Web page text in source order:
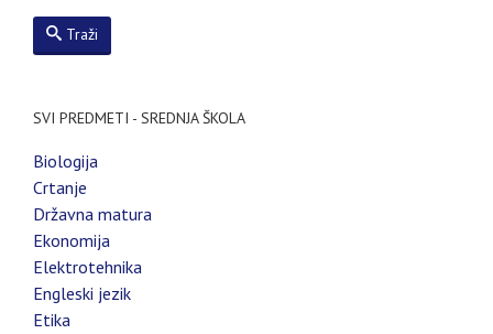
Traži
SVI PREDMETI - SREDNJA ŠKOLA
Biologija
Crtanje
Državna matura
Ekonomija
Elektrotehnika
Engleski jezik
Etika